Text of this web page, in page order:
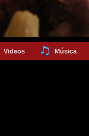
Videos Música